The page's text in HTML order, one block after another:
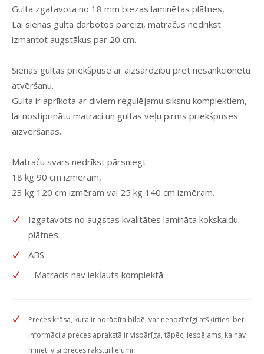
Gulta zgatavota no 18 mm biezas laminētas plātnes,
Lai sienas gulta darbotos pareizi, matračus nedrīkst
izmantot augstākus par 20 cm.
Sienas gultas priekšpuse ar aizsardzību pret nesankcionētu
atvēršanu.
Gulta ir aprīkota ar diviem regulējamu siksnu komplektiem,
lai nostiprinātu matraci un gultas veļu pirms priekšpuses
aizvēršanas.
Matraču svars nedrīkst pārsniegt.
18 kg 90 cm izmēram,
23 kg 120 cm izmēram vai 25 kg 140 cm izmēram.
Izgatavots no augstas kvalitātes lamināta kokskaidu
plātnes
ABS
- Matracis nav iekļauts komplektā
Preces krāsa, kura ir norādīta bildē, var nenozīmīgi atšķirties, bet
informācija preces aprakstā ir vispārīga, tāpēc, iespējams, ka nav
minēti visi preces raksturlielumi.